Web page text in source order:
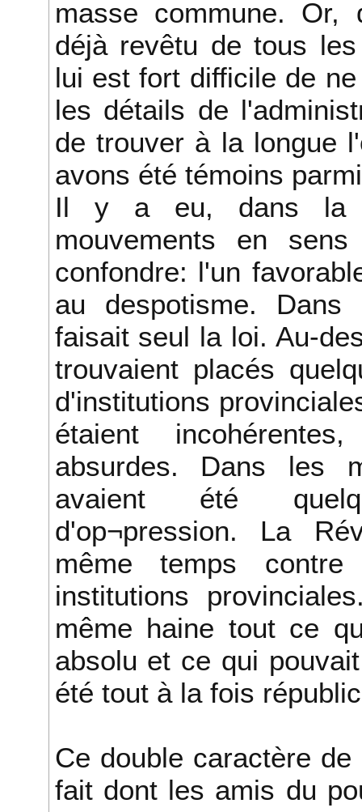
masse commune.
déjà revêtu de tous
lui est fort difficile de
les détails de
de trouver à la longue
avons été témoins
Il y a eu, dans la
mouvements en
confondre: l'un
au despotisme.
faisait seul la loi. Au-
trouvaient placés
d'institutions
étaient
absurdes. Dans les
avaient été
d'op¬pression. La
même temps
institutions
même haine tout ce
absolu et ce qui
été tout à la fois
Ce double caractère
fait dont les amis du